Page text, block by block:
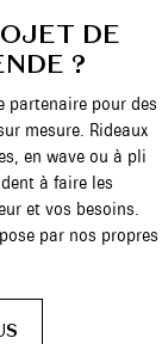
DE
?
partenaire pour des
mesure. Rideaux
en wave ou à pli
à faire les
et vos besoins.
par nos propres